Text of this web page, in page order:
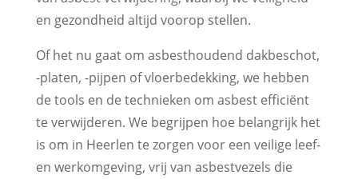
en gezondheid altijd voorop stellen.
Of het nu gaat om asbesthoudend dakbeschot,
-platen, -pijpen of vloerbedekking, we hebben
de tools en de technieken om asbest efficiënt
te verwijderen. We begrijpen hoe belangrijk het
is om in Heerlen te zorgen voor een veilige leef-
en werkomgeving, vrij van asbestvezels die